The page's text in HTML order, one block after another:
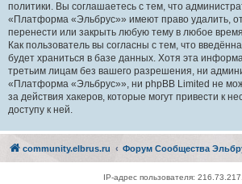
политики. Вы соглашаетесь с тем, что
«Платформа «Эльбрус»» имеют право удалить,
перенести или закрыть любую тему в любое
Как пользователь вы согласны с тем, что
будет храниться в базе данных. Хотя эта
третьим лицам без вашего разрешения, ни
«Платформа «Эльбрус»», ни phpBB Limited не
за действия хакеров, которые могут привести к
доступу к ней.
community.elbrus.ru Форум Сообщества
IP-адрес пользователя: